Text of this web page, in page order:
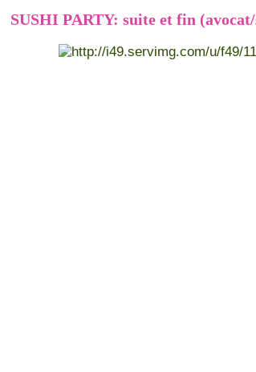
SUSHI PARTY: suite et fin